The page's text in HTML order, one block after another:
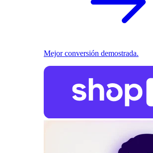
Mejor conversión demostrada.